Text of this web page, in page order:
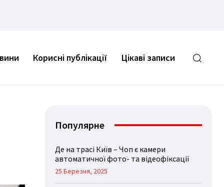
Корисні публікації Цікаві записи
Популярне
Де на трасі Київ – Чоп є камери
автоматичної фото- та відеофіксації
25 Березня, 2025